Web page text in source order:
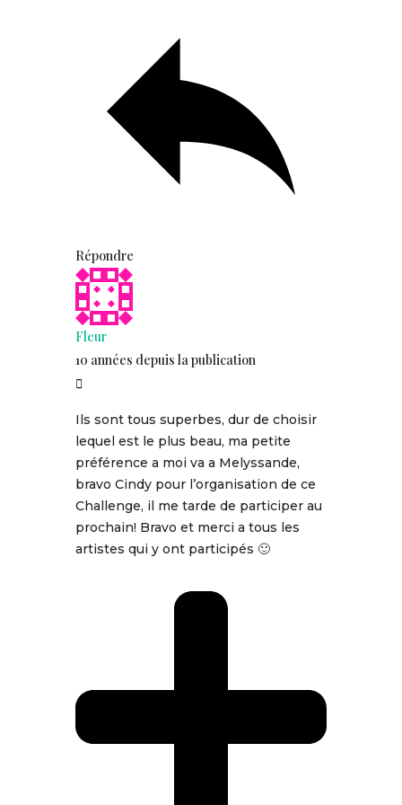
Répondre
Fleur
10 années depuis la publication
Ils sont tous superbes, dur de choisir
lequel est le plus beau, ma petite
préférence a moi va a Melyssande,
bravo Cindy pour l’organisation de ce
Challenge, il me tarde de participer au
prochain! Bravo et merci a tous les
artistes qui y ont participés 🙂